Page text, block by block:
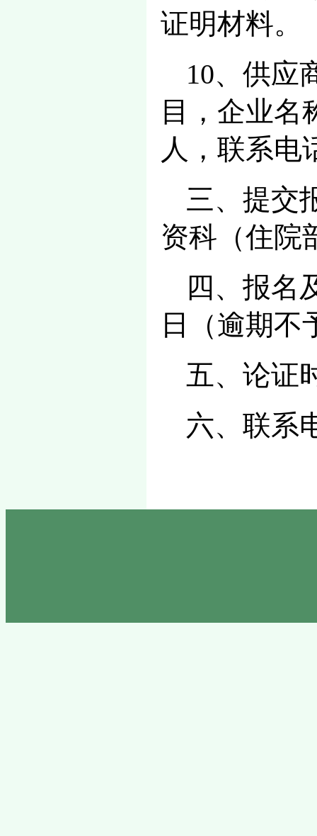
证明材料。
10、供应
目，企业名
人，联系电
三、提交
资科（住院
四、报名
日（逾期不
五、论证
六、联系